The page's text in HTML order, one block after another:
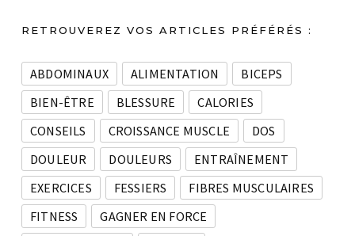
RETROUVEREZ VOS ARTICLES PRÉFÉRÉS :
ABDOMINAUX ALIMENTATION
BICEPS
BIEN-ÊTRE
BLESSURE
CALORIES
CONSEILS
CROISSANCE MUSCLE
DOS
DOULEUR
DOULEURS
ENTRAÎNEMENT
EXERCICES
FESSIERS
FIBRES MUSCULAIRES
FITNESS
GAGNER EN FORCE